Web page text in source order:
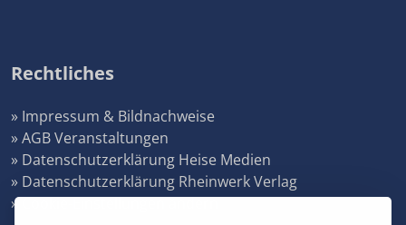
Rechtliches
» Impressum & Bildnachweise
» AGB Veranstaltungen
» Datenschutzerklärung Heise Medien
» Datenschutzerklärung Rheinwerk Verlag
» Cookie-Einstellungen ändern